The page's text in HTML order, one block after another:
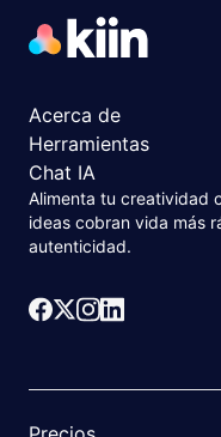
Acerca de
Herramientas
Chat IA
Alimenta tu creatividad
ideas cobran vida más
autenticidad.